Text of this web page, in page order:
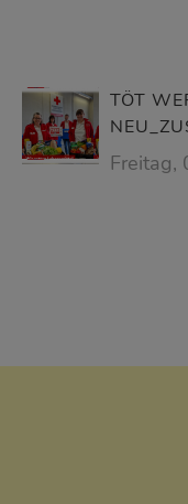
TÖT
Freitag,